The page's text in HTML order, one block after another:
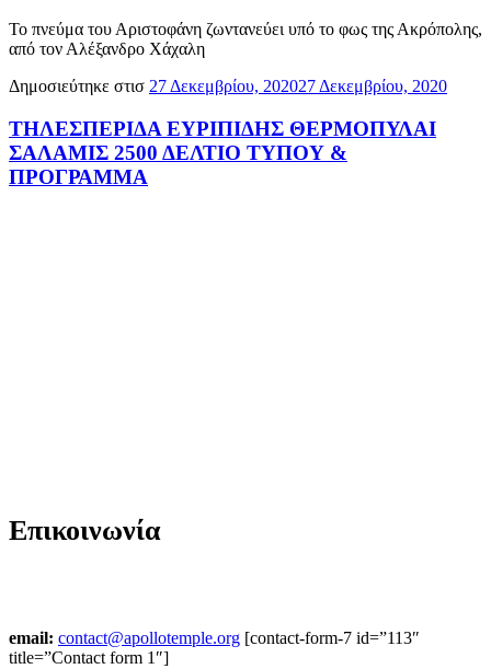
Το πνεύμα του Αριστοφάνη ζωντανεύει υπό το φως της Ακρόπολης,
από τον Αλέξανδρο Χάχαλη
Δημοσιεύτηκε στισ 27 Δεκεμβρίου, 202027 Δεκεμβρίου, 2020
ΤΗΛΕΣΠΕΡΙΔΑ ΕΥΡΙΠΙΔΗΣ ΘΕΡΜΟΠΥΛΑΙ
ΣΑΛΑΜΙΣ 2500 ΔΕΛΤΙΟ ΤΥΠΟΥ &
ΠΡΟΓΡΑΜΜΑ
Επικοινωνία
email: contact@apollotemple.org [contact-form-7 id=”113″
title=”Contact form 1″]